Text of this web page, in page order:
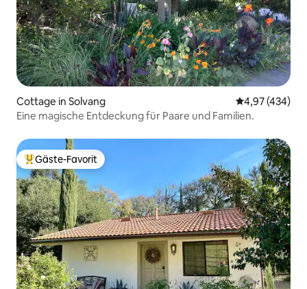
Cottage in Solvang
4,97 (434)
Eine magische Entdeckung für Paare und Familien.
Beliebter Gäste-Favorit.
Gäste-Favorit